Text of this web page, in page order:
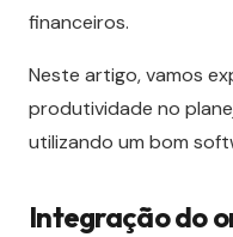
financeiros.
Neste artigo, vamos
produtividade no
utilizando um bom
Integração do